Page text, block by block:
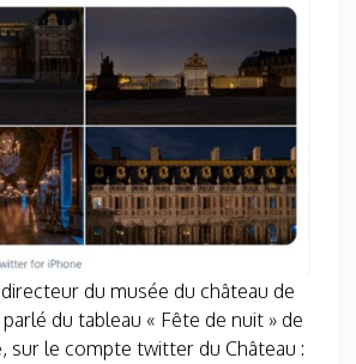
du musée du château de
du tableau « Fête de nuit » de
sur le compte twitter du Château :